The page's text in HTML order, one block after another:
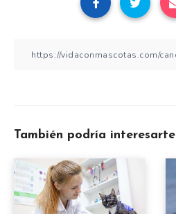
También podría interesarte